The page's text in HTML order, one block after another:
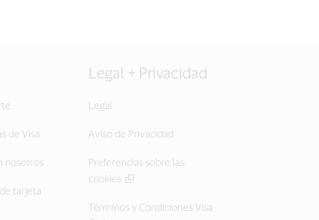
de Visa
nosotros
tarjeta
Legal + Privacidad
Legal
Aviso de Privacidad
Preferencias sobre las
cookies
Términos y Condiciones Visa